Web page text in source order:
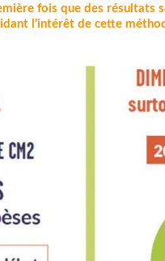
fois que des
l’intérêt de cette